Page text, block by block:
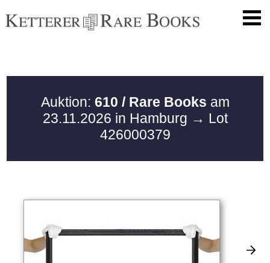
Auktion: 610 / Rare Books am
23.11.2026 in Hamburg → Lot
426000379